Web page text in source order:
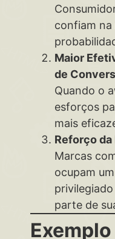
confiam
Maior
de
Quando o
esforços
mais
Reforço da
Marcas
ocupam
parte de